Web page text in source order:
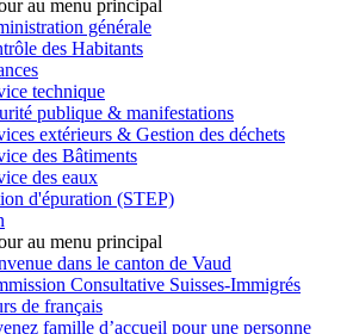
au menu principal
générale
des Habitants
technique
publique & manifestations
extérieurs & Gestion des déchets
des Bâtiments
des eaux
d'épuration (STEP)
au menu principal
dans le canton de Vaud
Consultative Suisses-Immigrés
de français
famille d’accueil pour une personne